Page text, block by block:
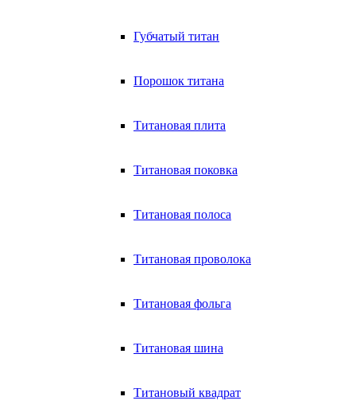
Губчатый титан
Порошок титана
Титановая плита
Титановая поковка
Титановая полоса
Титановая проволока
Титановая фольга
Титановая шина
Титановый квадрат